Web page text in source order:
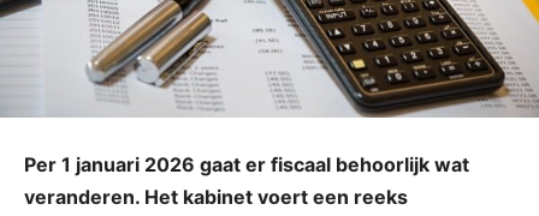
Per 1 januari 2026 gaat er fiscaal behoorlijk wat
veranderen. Het kabinet voert een reeks